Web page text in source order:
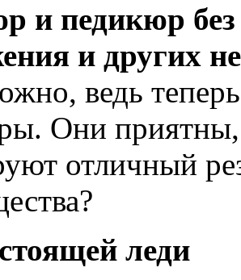
и педикюр без
и других
ведь
Они
отличный
леди